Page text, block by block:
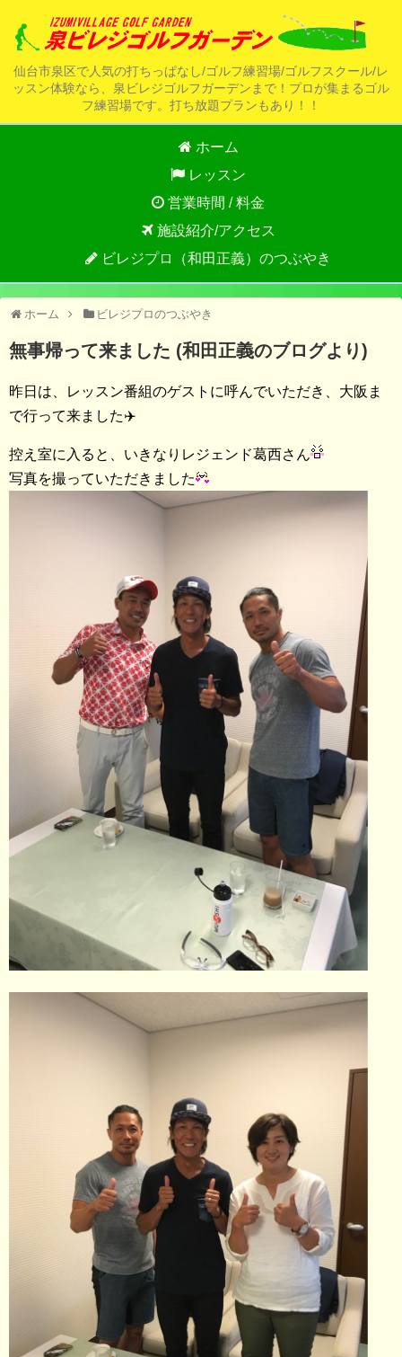
仙台市泉区で人気の打ちっぱなし/ゴルフ練習場/ゴルフスクール/レ
ッスン体験なら、泉ビレジゴルフガーデンまで！プロが集まるゴル
フ練習場です。打ち放題プランもあり！！
ホーム
レッスン
営業時間 / 料金
施設紹介/アクセス
ビレジプロ（和田正義）のつぶやき
ホーム ビレジプロのつぶやき
無事帰って来ました (和田正義のブログより)
昨日は、レッスン番組のゲストに呼んでいただき、大阪ま
で行って来ました✈️
控え室に入ると、いきなりレジェンド葛西さん
写真を撮っていただきました